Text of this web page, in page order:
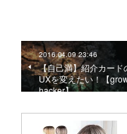
2016.04.09 23:46
【自己満】紹介カード
UXを変えたい！【
hacker】